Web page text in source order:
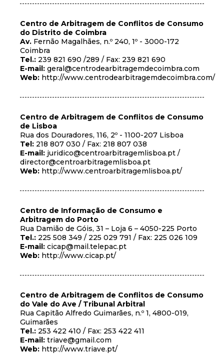
Centro de Arbitragem de Conflitos de Consumo
do Distrito de Coimbra
Av. Fernão Magalhães, n.º 240, 1º - 3000-172
Coimbra
Tel.: 239 821 690 /289 / Fax: 239 821 690
E-mail: geral@centrodearbitragemdecoimbra.com
Web: http://www.centrodearbitragemdecoimbra.com/
Centro de Arbitragem de Conflitos de Consumo
de Lisboa
Rua dos Douradores, 116, 2º - 1100-207 Lisboa
Tel: 218 807 030 / Fax: 218 807 038
E-mail: juridico@centroarbitragemlisboa.pt /
director@centroarbitragemlisboa.pt
Web: http://www.centroarbitragemlisboa.pt/
Centro de Informação de Consumo e
Arbitragem do Porto
Rua Damião de Góis, 31 – Loja 6 – 4050-225 Porto
Tel.: 225 508 349 / 225 029 791 / Fax: 225 026 109
E-mail: cicap@mail.telepac.pt
Web: http://www.cicap.pt/
Centro de Arbitragem de Conflitos de Consumo
do Vale do Ave / Tribunal Arbitral
Rua Capitão Alfredo Guimarães, n.º 1, 4800-019,
Guimarães
Tel.: 253 422 410 / Fax: 253 422 411
E-mail: triave@gmail.com
Web: http://www.triave.pt/